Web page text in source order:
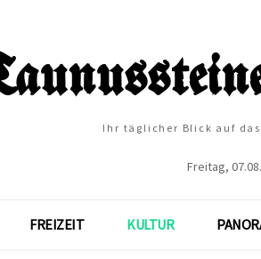
Ihr täglicher Blick auf das
Freitag,
FREIZEIT KULTUR